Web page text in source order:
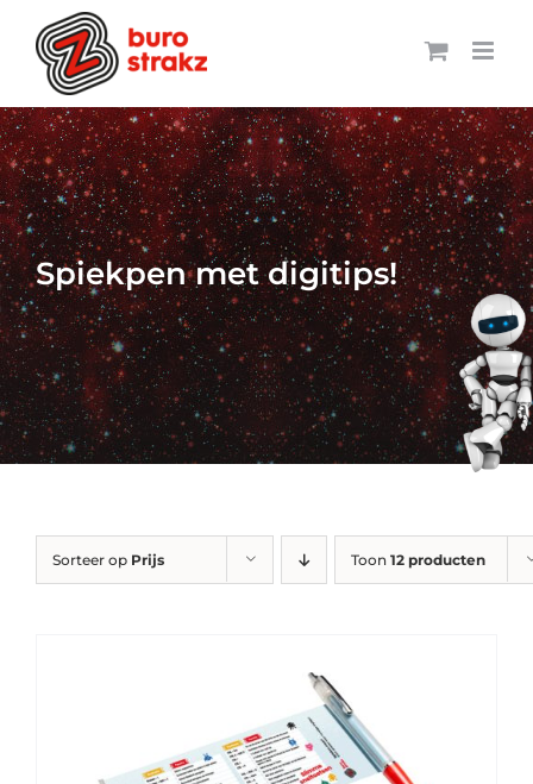
naar
inhoud
Spiekpen met digitips!
Sorteer op Prijs Toon 12 producten